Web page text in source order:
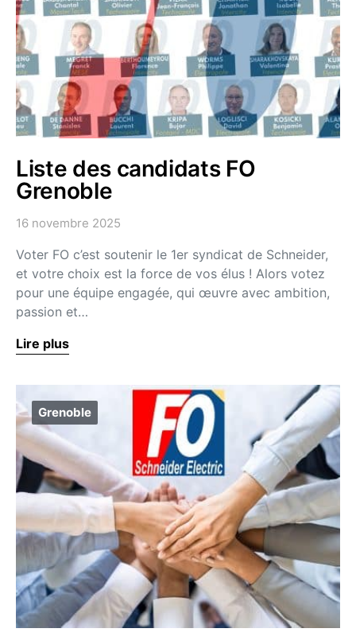
Liste des candidats FO
Grenoble
16 novembre 2025
Voter FO c’est soutenir le 1er syndicat de Schneider,
et votre choix est la force de vos élus ! Alors votez
pour une équipe engagée, qui œuvre avec ambition,
passion et…
Lire plus
Grenoble